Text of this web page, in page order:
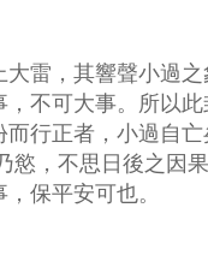
大雷，其響聲小過
不可大事。所以
行正者，小過自
慾，不思日後之因
保平安可也。